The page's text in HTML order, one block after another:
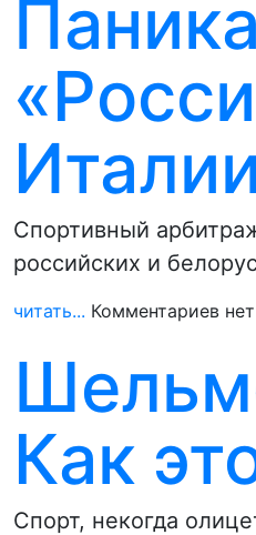
Спортивный
российских и
читать... Комментариев нет
Как
Спорт, некогда